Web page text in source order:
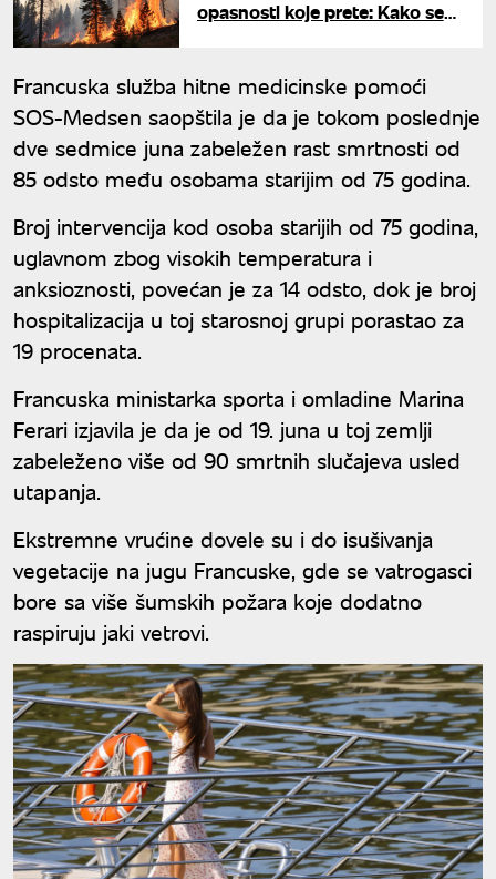
opasnosti koje prete: Kako se
Francuska služba hitne medicinske pomoći
SOS-Medsen saopštila je da je tokom poslednje
dve sedmice juna zabeležen rast smrtnosti od
85 odsto među osobama starijim od 75 godina.
Broj intervencija kod osoba starijih od 75 godina,
uglavnom zbog visokih temperatura i
anksioznosti, povećan je za 14 odsto, dok je broj
hospitalizacija u toj starosnoj grupi porastao za
19 procenata.
Francuska ministarka sporta i omladine Marina
Ferari izjavila je da je od 19. juna u toj zemlji
zabeleženo više od 90 smrtnih slučajeva usled
utapanja.
Ekstremne vrućine dovele su i do isušivanja
vegetacije na jugu Francuske, gde se vatrogasci
bore sa više šumskih požara koje dodatno
raspiruju jaki vetrovi.